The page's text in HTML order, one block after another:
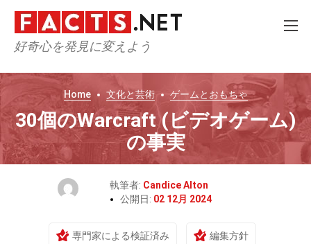
好奇心を発見に変えよう
Home 文化と芸術 ゲームとおもちゃ
30個のWarcraft (ビデオゲーム)
の事実
執筆者: Candice Alton
公開日: 02 12月 2024
専門家による検証済み 編集方針